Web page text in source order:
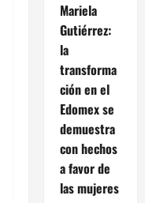
Mariela
Gutiérrez:
la
transforma
ción en el
Edomex se
demuestra
con hechos
a favor de
las mujeres